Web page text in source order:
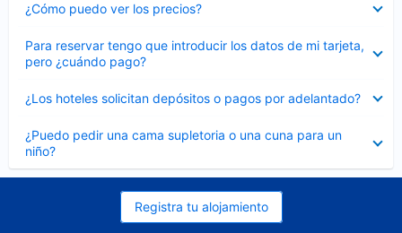
¿Cómo puedo ver los precios?
cerrado
Para reservar tengo que introducir los datos de mi tarjeta,
pero ¿cuándo pago?
cerrado
¿Los hoteles solicitan depósitos o pagos por adelantado?
cerrado
¿Puedo pedir una cama supletoria o una cuna para un
niño?
cerrado
Registra tu alojamiento